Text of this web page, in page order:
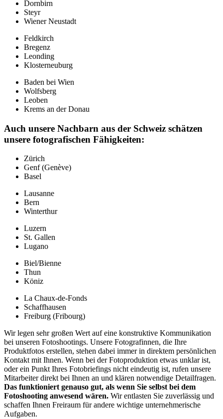
Dornbirn
Steyr
Wiener Neustadt
Feldkirch
Bregenz
Leonding
Klosterneuburg
Baden bei Wien
Wolfsberg
Leoben
Krems an der Donau
Auch unsere Nachbarn aus der Schweiz schätzen
unsere fotografischen Fähigkeiten:
Zürich
Genf (Genève)
Basel
Lausanne
Bern
Winterthur
Luzern
St. Gallen
Lugano
Biel/Bienne
Thun
Köniz
La Chaux-de-Fonds
Schaffhausen
Freiburg (Fribourg)
Wir legen sehr großen Wert auf eine konstruktive Kommunikation
bei unseren Fotoshootings. Unsere Fotografinnen, die Ihre
Produktfotos erstellen, stehen dabei immer in direktem persönlichen
Kontakt mit Ihnen. Wenn bei der Fotoproduktion etwas unklar ist,
oder ein Punkt Ihres Fotobriefings nicht eindeutig ist, rufen unsere
Mitarbeiter direkt bei Ihnen an und klären notwendige Detailfragen.
Das funktioniert genauso gut, als wenn Sie selbst bei dem
Fotoshooting anwesend wären. Wir entlasten Sie zuverlässig und
schaffen Ihnen Freiraum für andere wichtige unternehmerische
Aufgaben.